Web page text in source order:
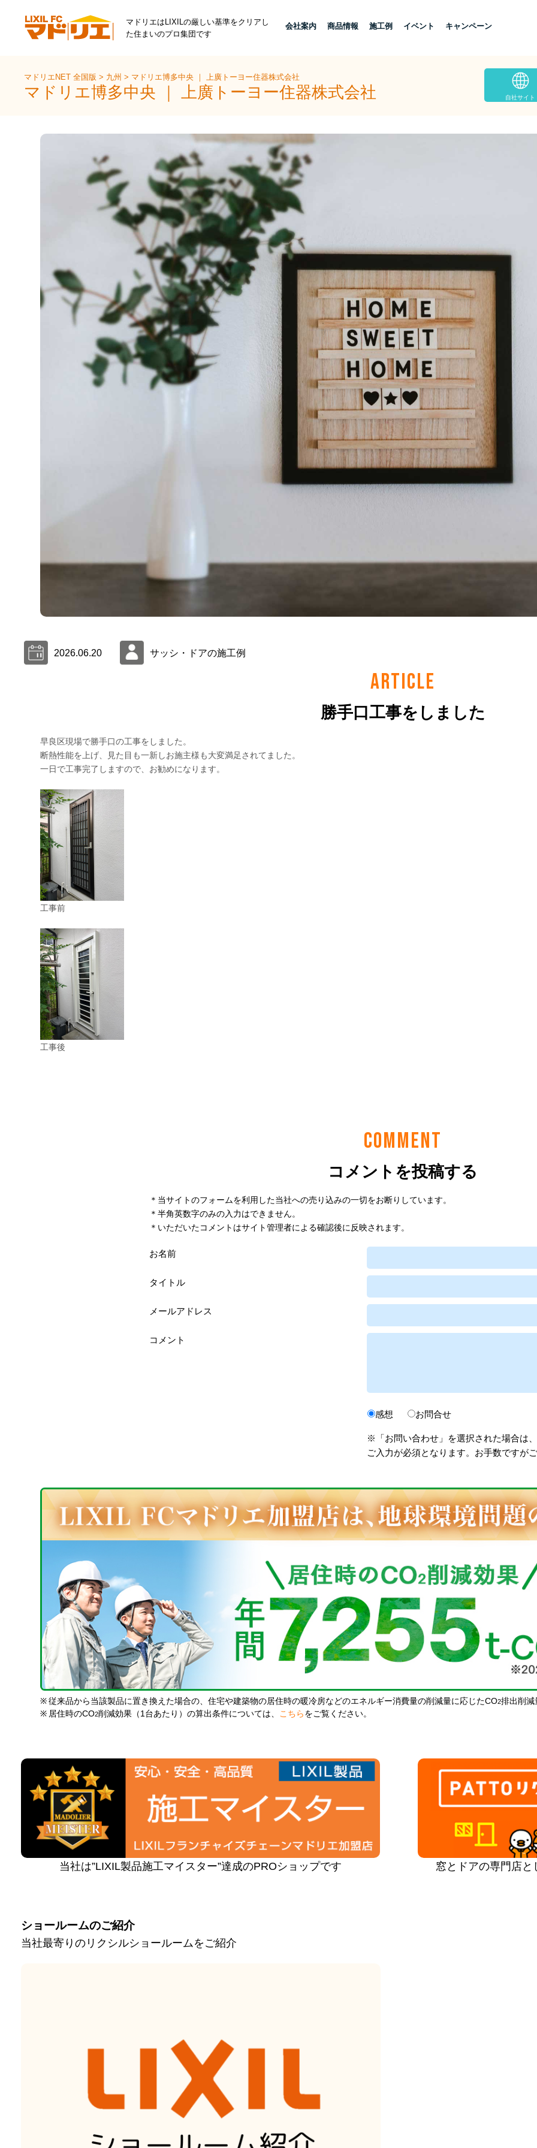
マドリエはLIXILの厳しい基準をクリアし
た住まいのプロ集団です
会社案内 商品情報 施工例 イベント キャンペーン
マドリエNET 全国版> 九州> マドリエ博多中央 ｜ 上廣トーヨー住器株式会社
マドリエ博多中央 ｜ 上廣トーヨー住器株式会社 自社サイト
2026.06.20 サッシ・ドアの施工例
ARTICLE
勝手口工事をしました
COMMENT
コメントを投稿する
＊当サイトのフォームを利用した当社への売り込みの一切をお断りしています。
＊半角英数字のみの入力はできません。
＊いただいたコメントはサイト管理者による確認後に反映されます。
お名前
タイトル
メールアドレス
コメント
感想 お問合せ
※「お問い合わせ」を選択された場合は
ご入力が必須となります。お手数ですが
※ 従来品から当該製品に置き換えた場合の、住宅や建築物の居住時の暖冷房などのエネルギー消費量の削減量に応じたCO2排出削減
※ 居住時のCO2削減効果（1台あたり）の算出条件については、 こちら をご覧ください。
当社は”LIXIL製品施工マイスター”達成のPROショップです 窓とドアの専門店
ショールームのご紹介
当社最寄りのリクシルショールームをご紹介